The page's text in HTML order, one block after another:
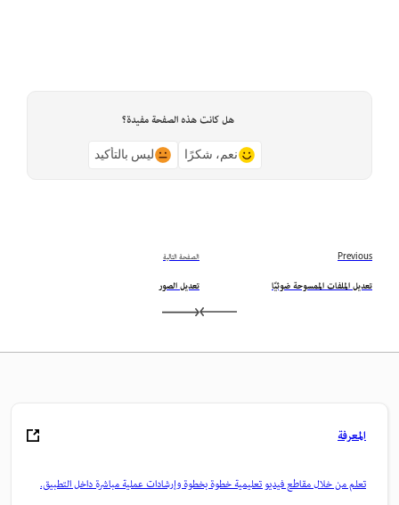
هل كانت هذه الصفحة مفيدة؟
نعم، شكرًا ليس بالتأكيد
Previous
تعديل الملفات الممسوحة ضوئيًا
الصفحة التالية
تعديل الصور
المعرفة
تعلم من خلال مقاطع فيديو تعليمية خطوة بخطوة وإرشادات عملية مباشرة داخل التطبيق.